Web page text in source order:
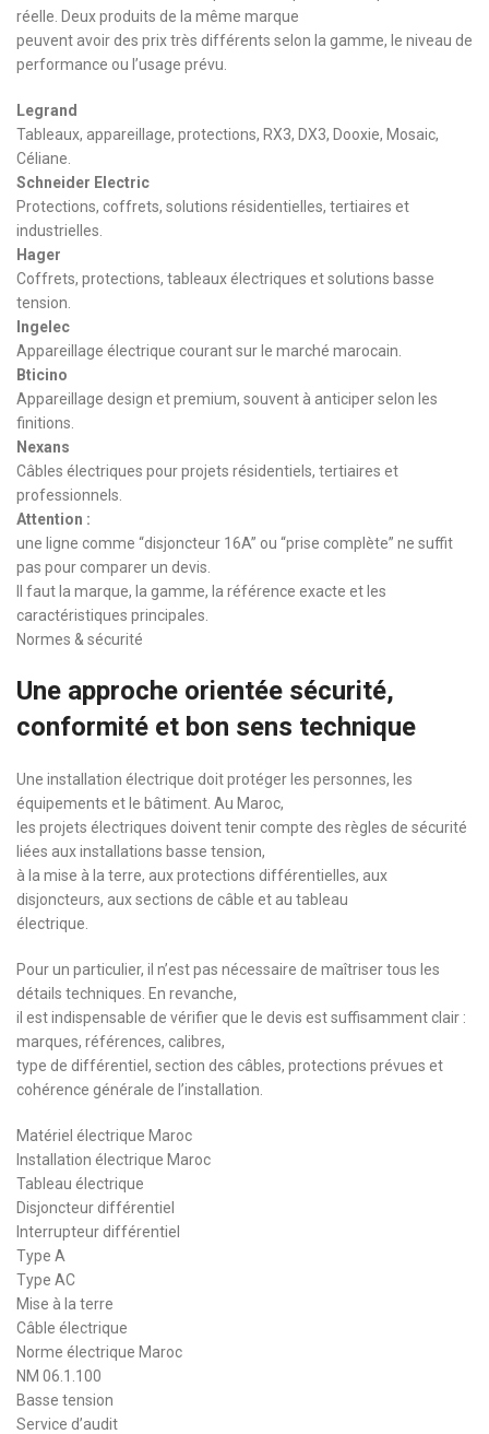
réelle. Deux produits de la même marque
peuvent avoir des prix très différents selon la gamme, le niveau de
performance ou l’usage prévu.
Legrand
Tableaux, appareillage, protections, RX3, DX3, Dooxie, Mosaic,
Céliane.
Schneider Electric
Protections, coffrets, solutions résidentielles, tertiaires et
industrielles.
Hager
Coffrets, protections, tableaux électriques et solutions basse
tension.
Ingelec
Appareillage électrique courant sur le marché marocain.
Bticino
Appareillage design et premium, souvent à anticiper selon les
finitions.
Nexans
Câbles électriques pour projets résidentiels, tertiaires et
professionnels.
Attention :
une ligne comme “disjoncteur 16A” ou “prise complète” ne suffit
pas pour comparer un devis.
Il faut la marque, la gamme, la référence exacte et les
caractéristiques principales.
Normes & sécurité
Une approche orientée sécurité,
conformité et bon sens technique
Une installation électrique doit protéger les personnes, les
équipements et le bâtiment. Au Maroc,
les projets électriques doivent tenir compte des règles de sécurité
liées aux installations basse tension,
à la mise à la terre, aux protections différentielles, aux
disjoncteurs, aux sections de câble et au tableau
électrique.
Pour un particulier, il n’est pas nécessaire de maîtriser tous les
détails techniques. En revanche,
il est indispensable de vérifier que le devis est suffisamment clair :
marques, références, calibres,
type de différentiel, section des câbles, protections prévues et
cohérence générale de l’installation.
Matériel électrique Maroc
Installation électrique Maroc
Tableau électrique
Disjoncteur différentiel
Interrupteur différentiel
Type A
Type AC
Mise à la terre
Câble électrique
Norme électrique Maroc
NM 06.1.100
Basse tension
Service d’audit